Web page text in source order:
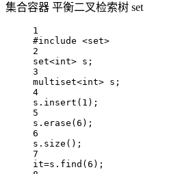
集合容器 平衡二叉检索树 set
1
#include <set>
2
set<int> s;
3
multiset<int> s;
4
s. insert ( 1 );
5
s. erase ( 6 );
6
s. size ();
7
it=s. find ( 6 );